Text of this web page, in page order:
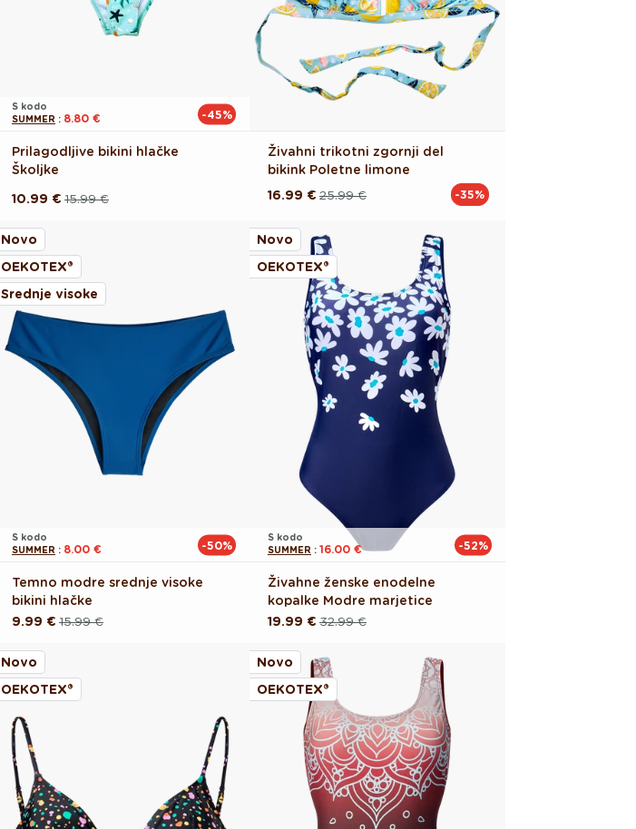
S kodo
SUMMER : 8.80 € -45%
Prilagodljive bikini hlačke
Školjke
Redna
15.99 €
Akcijska
10.99 €
Živahni trikotni zgornji del
bikink Poletne limone
Redna
25.99 €
Akcijska
16.99 € -35%
Novo
OEKOTEX®
Srednje visoke
S kodo
SUMMER : 8.00 € -50%
Temno modre srednje visoke
bikini hlačke
Redna 15.99 €
Akcijska
9.99 €
Novo
OEKOTEX®
S kodo
SUMMER : 16.00 € -52%
Živahne ženske enodelne
kopalke Modre marjetice
Redna
32.99 €
Akcijska
19.99 €
Novo
OEKOTEX®
Novo
OEKOTEX®